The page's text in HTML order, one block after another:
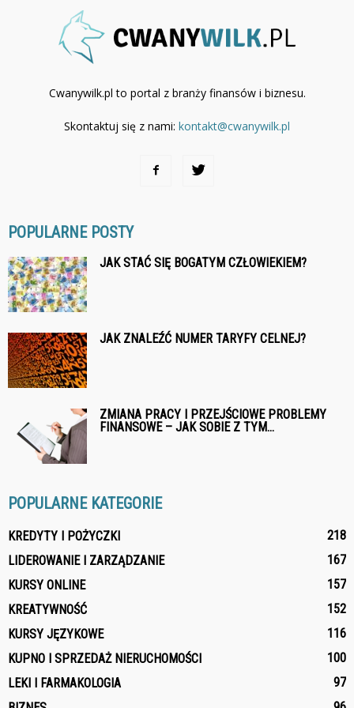
Cwanywilk.pl to portal z branży finansów i biznesu.
Skontaktuj się z nami: kontakt@cwanywilk.pl
POPULARNE POSTY
JAK STAĆ SIĘ BOGATYM CZŁOWIEKIEM?
JAK ZNALEŹĆ NUMER TARYFY CELNEJ?
ZMIANA PRACY I PRZEJŚCIOWE PROBLEMY
FINANSOWE – JAK SOBIE Z TYM...
POPULARNE KATEGORIE
KREDYTY I POŻYCZKI
218
LIDEROWANIE I ZARZĄDZANIE
167
KURSY ONLINE
157
KREATYWNOŚĆ
152
KURSY JĘZYKOWE
116
KUPNO I SPRZEDAŻ NIERUCHOMOŚCI
100
LEKI I FARMAKOLOGIA
97